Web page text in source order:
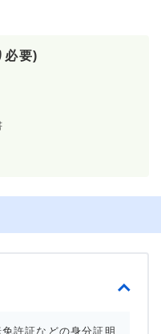
必要)
許証などの身分証明